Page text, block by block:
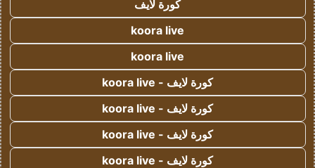
كورة لايف
koora live
koora live
كورة لايف - koora live
كورة لايف - koora live
كورة لايف - koora live
كورة لايف - koora live